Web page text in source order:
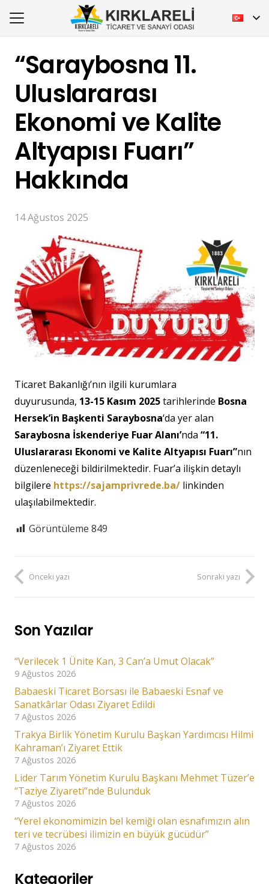
“Saraybosna 11.
Uluslararası
Ekonomi ve Kalite
Altyapısı Fuarı”
Hakkında
14 Ağustos 2025
Ticaret Bakanlığı’nın ilgili kurumlara
duyurusunda, 13-15 Kasım 2025tarihlerinde Bosna
Hersek’in Başkenti Saraybosna‘da yer alan
Saraybosna İskenderiye Fuar Alanı’nda “11.
Uluslararası Ekonomi ve Kalite Altyapısı Fuarı”nın
düzenleneceği bildirilmektedir. Fuar’a ilişkin detaylı
bilgilere https://sajamprivrede.ba/ linkinden
ulaşılabilmektedir.
Görüntüleme 849
Önceki yazı Sonraki yazı
Son Yazılar
“Verilecek 1 Ünite Kan, 3 Can’a Umut Olacak”
9 Ağustos 2026
Babaeski Ticaret Borsası ile Babaeski Esnaf ve
Sanatkârlar Odası Ziyaret Edildi
7 Ağustos 2026
Trakya Birlik Yönetim Kurulu Başkan Yardımcısı Hilmi
Kahraman’ı Ziyaret Ettik
7 Ağustos 2026
Lider Tarım Yönetim Kurulu Başkanı Mehmet Tüzer’e
“Taziye Ziyareti”nde Bulunduk
7 Ağustos 2026
“Yerel ekonomimizin bel kemiği olan esnafımızın alın
teri ve tecrübesi ilimizin en büyük gücüdür”
7 Ağustos 2026
Kategoriler